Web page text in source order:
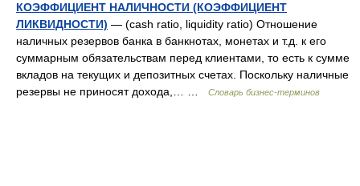
КОЭФФИЦИЕНТ НАЛИЧНОСТИ (КОЭФФИЦИЕНТ
ЛИКВИДНОСТИ) — (cash ratio, liquidity ratio) Отношение
наличных резервов банка в банкнотах, монетах и т.д. к его
суммарным обязательствам перед клиентами, то есть к сумме
вкладов на текущих и депозитных счетах. Поскольку наличные
резервы не приносят дохода,… …
Словарь бизнес-терминов